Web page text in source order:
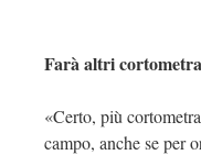
Farà altri
«Certo, più
campo, anche se per